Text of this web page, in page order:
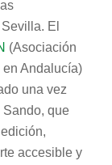
El
(Asociación
Andalucía)
una vez
que
accesible y